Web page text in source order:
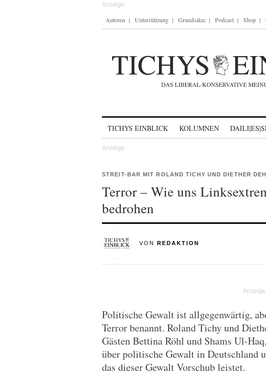
Autoren Unterstützung Grundsätze Podcast Shop
TICHYS EINBLICK KOLUMNEN
STREIT-BAR MIT ROLAND TICHY UND DIETHER
Terror – Wie uns
bedrohen
VON REDAKTION
Politische Gewalt ist allgegenwärtig,
Terror benannt. Roland Tichy und
Gästen Bettina Röhl und Shams Ul-
über politische Gewalt in Deutschland
das dieser Gewalt Vorschub leistet.